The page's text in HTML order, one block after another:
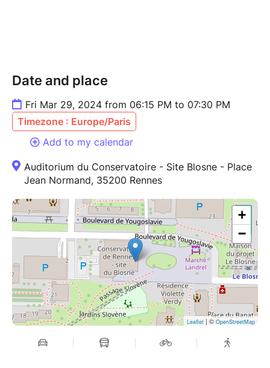
Date and place
Fri Mar 29, 2024 from 06:15 PM to 07:30 PM
Timezone : Europe/Paris
Add to my calendar
Auditorium du Conservatoire - Site Blosne - Place
Jean Normand, 35200 Rennes
+
−
Leaflet| ©OpenStreetMap